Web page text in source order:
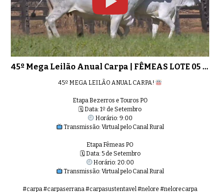
0:32 45º Mega Leilão Anual Carpa |
0:38 45º Mega Leilão Anual Carpa |
0:42 45º Mega Leilão Anual Carpa |
45º Mega Leilão Anual Carpa | FÊMEAS LOTE 05 - 8273
45º MEGA LEILÃO ANUAL CARPA!
Etapa Bezerros e Touros PO
🗓 Data: 1º de Setembro
Horário: 9:00
Transmissão: Virtual pelo Canal Rural
Etapa Fêmeas PO
🗓 Data: 5 de Setembro
Horário: 20:00
Transmissão: Virtual pelo Canal Rural
#carpa #carpaserrana #carpasustentavel #nelore #nelorecarpa